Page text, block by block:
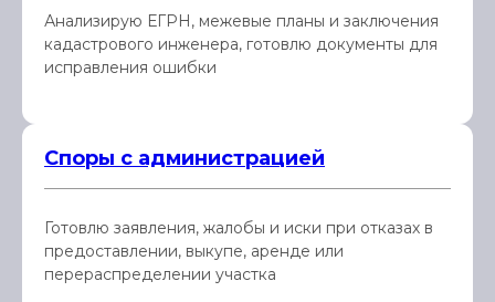
Анализирую ЕГРН, межевые планы и заключения
кадастрового инженера, готовлю документы для
исправления ошибки
Споры с администрацией
Готовлю заявления, жалобы и иски при отказах в
предоставлении, выкупе, аренде или
перераспределении участка